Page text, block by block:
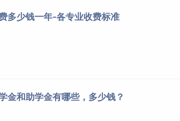
学前（具体期限由我校规定）必须取得国家承认
位认证书》，否则录取资格无效。
年入学前，下同）或2年以上的人员，以及国家
多少钱一年-各专业收费标准
金和助学金有哪些，多少钱？